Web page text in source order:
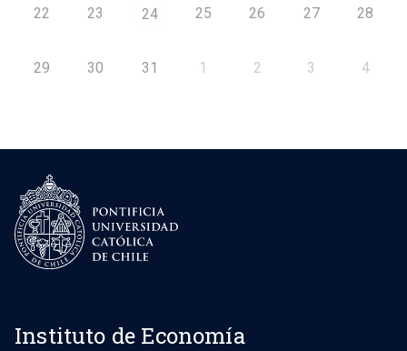
22 23 24 25 26 27 28
29 30 31 1 2 3 4
Instituto de Economía